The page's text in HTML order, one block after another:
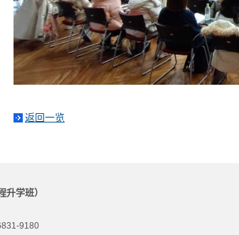
返回一览
升学班）
9180